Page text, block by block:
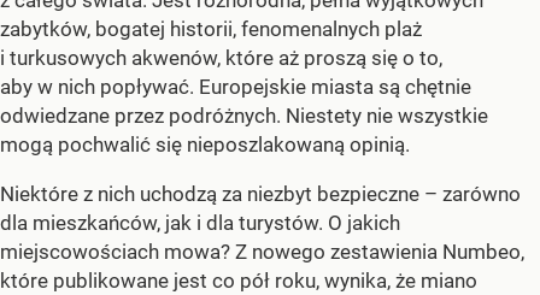
zabytków, bogatej historii, fenomenalnych plaż
i turkusowych akwenów, które aż proszą się o to,
aby w nich popływać. Europejskie miasta są chętnie
odwiedzane przez podróżnych. Niestety nie wszystkie
mogą pochwalić się nieposzlakowaną opinią.
Niektóre z nich uchodzą za niezbyt bezpieczne – zarówno
dla mieszkańców, jak i dla turystów. O jakich
miejscowościach mowa? Z nowego zestawienia Numbeo,
które publikowane jest co pół roku, wynika, że miano